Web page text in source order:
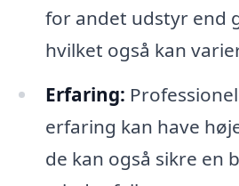
for andet udstyr end
hvilket også kan
Erfaring:
erfaring kan have
de kan også sikre en